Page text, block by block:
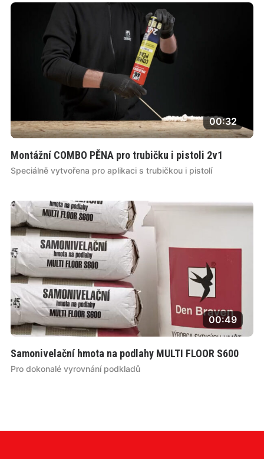
00:32
Montážní COMBO PĚNA pro trubičku i pistoli 2v1
Speciálně vytvořena pro aplikaci s trubičkou i pistolí
00:49
Samonivelační hmota na podlahy MULTI FLOOR S600
Pro dokonalé vyrovnání podkladů